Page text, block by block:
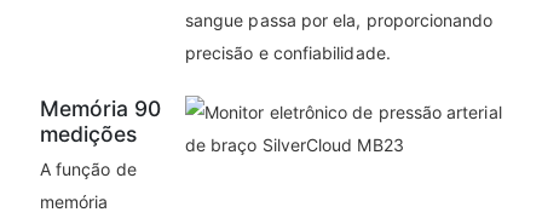
sangue passa por ela, proporcionando
precisão e confiabilidade.
Memória 90
medições
A função de
memória